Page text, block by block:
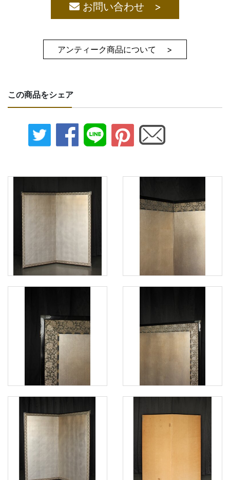
お問い合わせ >
アンティーク商品について >
この商品をシェア